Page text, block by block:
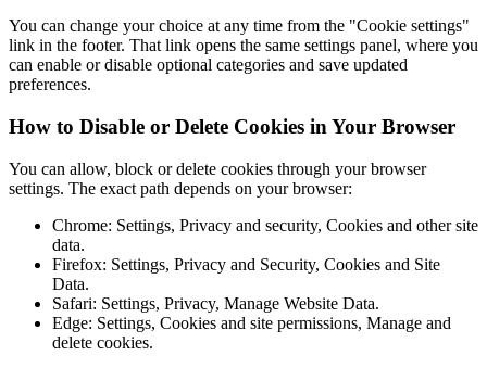
You can change your choice at any time from the "Cookie settings"
link in the footer. That link opens the same settings panel, where you
can enable or disable optional categories and save updated
preferences.
How to Disable or Delete Cookies in Your Browser
You can allow, block or delete cookies through your browser
settings. The exact path depends on your browser:
Chrome: Settings, Privacy and security, Cookies and other site
data.
Firefox: Settings, Privacy and Security, Cookies and Site
Data.
Safari: Settings, Privacy, Manage Website Data.
Edge: Settings, Cookies and site permissions, Manage and
delete cookies.